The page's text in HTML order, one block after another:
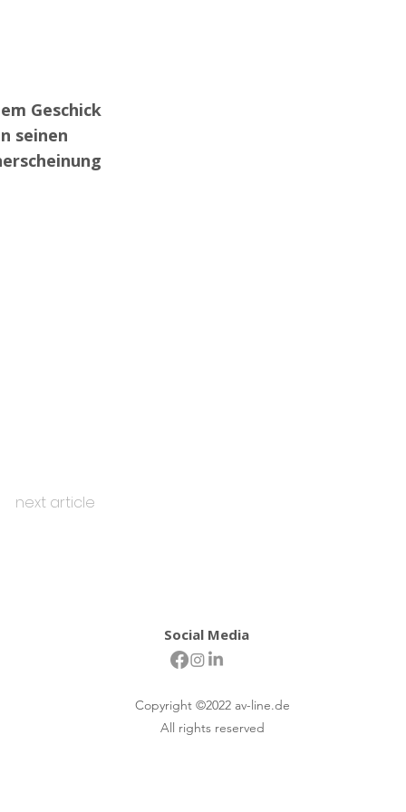
Geschick
seinen
next article
Social Media
Copyright ©2022 av-line.de
All rights reserved